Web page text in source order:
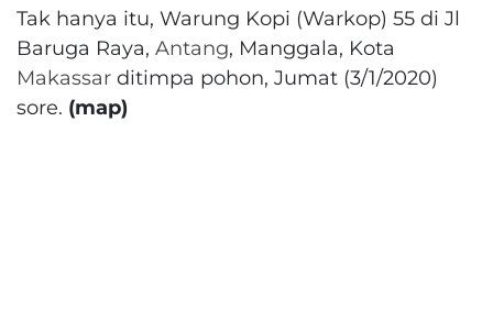
Tak hanya itu, Warung Kopi (Warkop) 55 di Jl
Baruga Raya, Antang, Manggala, Kota
Makassar ditimpa pohon, Jumat (3/1/2020)
sore. (map)